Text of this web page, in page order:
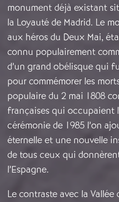
monument déjà existant
la Loyauté de Madrid. Le
aux héros du Deux Mai,
connu populairement
d’un grand obélisque qui
pour commémorer les
populaire du 2 mai 1808
françaises qui occupaient
cérémonie de 1985 l’on
éternelle et une nouvelle
de tous ceux qui
l’Espagne.
Le contraste avec la